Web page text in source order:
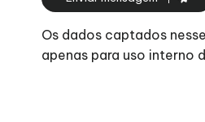
Os dados captados
apenas para uso interno